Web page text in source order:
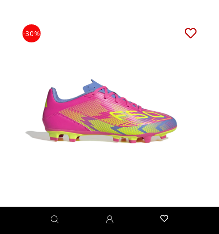
-30%
Adidas F50 Club FG/Mg